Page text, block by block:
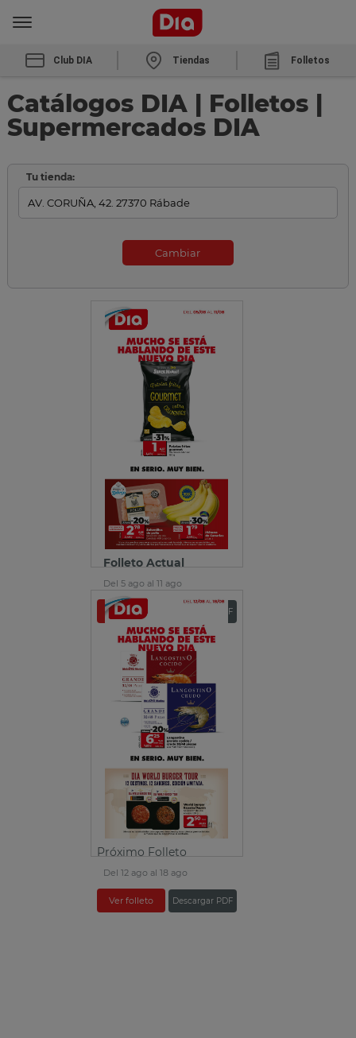
Club DIA Tiendas Folletos
Catálogos DIA | Folletos |
Supermercados DIA
Tu tienda:
Cambiar
Folleto Actual
Del 5 ago al 11 ago
Ver folleto Descargar PDF
Próximo Folleto
Del 12 ago al 18 ago
Ver folleto Descargar PDF